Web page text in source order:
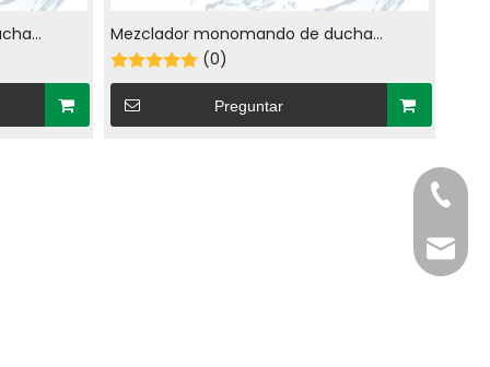
Mezclador monomando de ducha
empotrado de latón cromado (23506)
(0)
Preguntar
Correo